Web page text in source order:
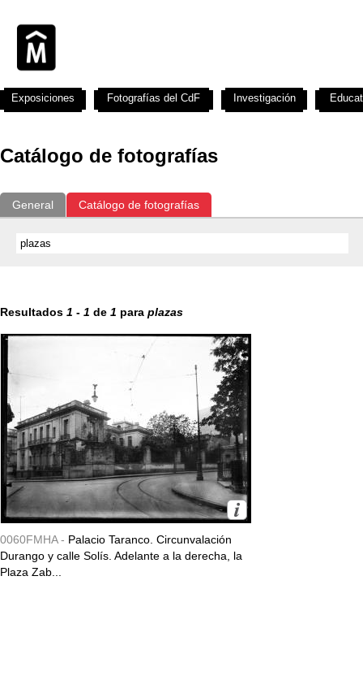
Catálogo de fotografías
General Catálogo de fotografías
Resultados 1 - 1 de 1 para plazas
0060FMHA - Palacio Taranco. Circunvalación
Durango y calle Solís. Adelante a la derecha, la
Plaza Zab...
Exposiciones Fotografías del CdF Investigación